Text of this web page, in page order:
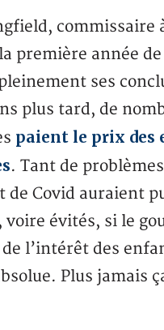
commissaire
première année
ses
plus tard, de
paient le prix des
. Tant de
de Covid auraient
voire évités, si le
l’intérêt des
Plus jamais